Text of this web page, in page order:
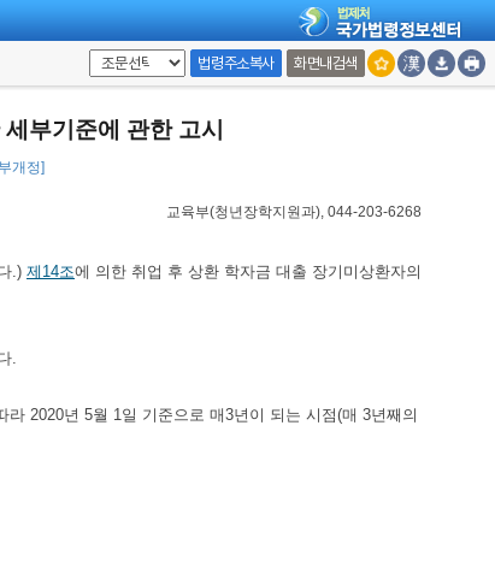
법령주소복사 화면내검색
부기준에 관한 고시
개정]
교육부(청년장학지원과), 044-203-6268
.) 제14조에 의한 취업 후 상환 학자금 대출 장기미상환자의
.
라 2020년 5월 1일 기준으로 매3년이 되는 시점(매 3년째의